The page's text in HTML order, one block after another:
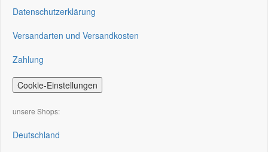
Datenschutzerklärung
Versandarten und Versandkosten
Zahlung
Cookie-Einstellungen
unsere Shops:
Deutschland